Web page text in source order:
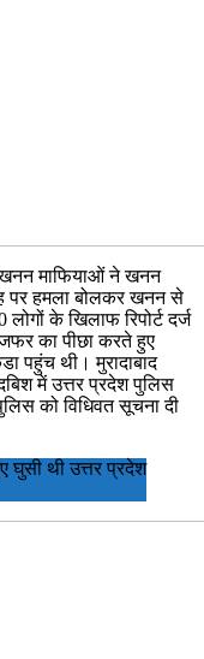
खनन माफियाओं ने खनन
पर हमला बोलकर खनन से
के खिलाफ रिपोर्ट दर्ज
का पीछा करते हुए
पहुंच थी। मुरादाबाद
में उत्तर प्रदेश पुलिस
को विधिवत सूचना दी
घुसी थी उत्तर प्रदेश